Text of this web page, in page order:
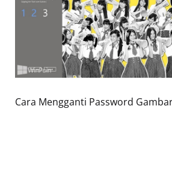
Cara Mengganti Password